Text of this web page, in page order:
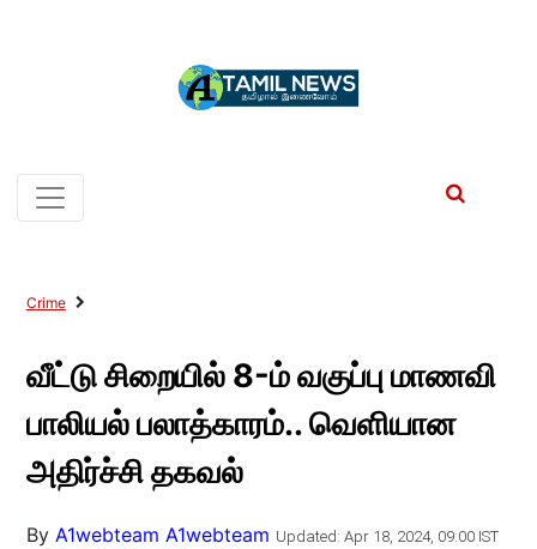
Crime
வீட்டு சிறையில் 8-ம் வகுப்பு மாணவி
பாலியல் பலாத்காரம்.. வெளியான
அதிர்ச்சி தகவல்
By A1webteam A1webteam Updated: Apr 18, 2024, 09:00 IST